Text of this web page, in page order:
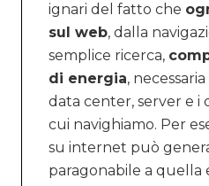
ignari del fatto che
sul web, dalla
semplice ricerca,
di energia,
data center, server e i
cui navighiamo. Per
su internet può
paragonabile a quella